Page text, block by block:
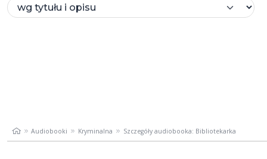
Audiobooki Kryminalna Szczegóły audiobooka: Bibliotekarka